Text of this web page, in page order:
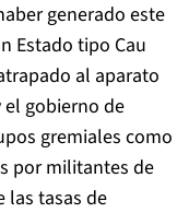
generado este
Estado tipo Cau
al aparato
el gobierno de
gremiales como
por militantes de
las tasas de